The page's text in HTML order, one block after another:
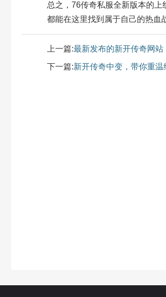
总之，76传奇私服全新版本的上
都能在这里找到属于自己的热血
上一篇:最新发布的新开传奇网
下一篇:新开传奇中变，带你重温